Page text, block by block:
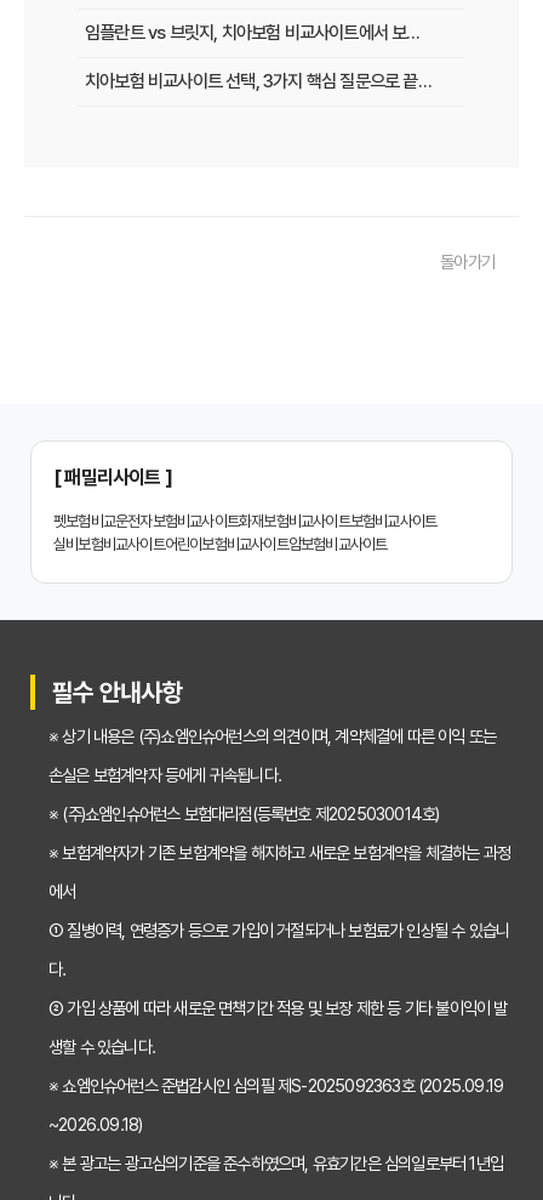
임플란트 vs 브릿지, 치아보험 비교사이트에서 보장 범위 꼼꼼하게 확인하는 꿀팁
치아보험 비교사이트 선택, 3가지 핵심 질문으로 끝내기
치아보험 비교사이트 똑똑하게 활용하는 3가지 꿀팁
치아보험 비교사이트 선택 전 반드시 알아야 할 5가지 핵심 질문
임플란트, 크라운 치료비 부담? 치아보험 비교사이트 활용법 및 보장꿀팁
2026년 치아보험, 가격 vs 보장! 비교 분석으로 나에게 딱 맞는 보험 찾기
치아보험 비교사이트 활용법: 숨겨진 보장까지 꼼꼼하게 찾는 꿀팁
치아보험 비교사이트 활용법: 숨은 꿀팁 대방출! 보험료 절약 노하우
돌아가기
[ 패밀리사이트 ]
펫보험비교운전자보험비교사이트화재보험비교사이트보험비교사이트
실비보험비교사이트어린이보험비교사이트암보험비교사이트
필수 안내사항
※ 상기 내용은 (주)쇼엠인슈어런스의 의견이며, 계약체결에 따른 이익 또는
손실은 보험계약자 등에게 귀속됩니다.
※ (주)쇼엠인슈어런스 보험대리점(등록번호 제2025030014호)
※ 보험계약자가 기존 보험계약을 해지하고 새로운 보험계약을 체결하는 과정
에서
① 질병이력, 연령증가 등으로 가입이 거절되거나 보험료가 인상될 수 있습니
다.
② 가입 상품에 따라 새로운 면책기간 적용 및 보장 제한 등 기타 불이익이 발
생할 수 있습니다.
※ 쇼엠인슈어런스 준법감시인 심의필 제S-2025092363호 (2025.09.19
~2026.09.18)
※ 본 광고는 광고심의기준을 준수하였으며, 유효기간은 심의일로부터 1년입